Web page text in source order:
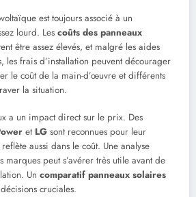
est toujours associé à un
lourd. Les coûts des panneaux
être assez élevés, et malgré les aides
les frais d’installation peuvent décourager
le coût de la main-d’œuvre et différents
la situation.
a un impact direct sur le prix. Des
et LG sont reconnues pour leur
aussi dans le coût. Une analyse
marques peut s’avérer très utile avant de
Un comparatif panneaux solaires
cruciales.